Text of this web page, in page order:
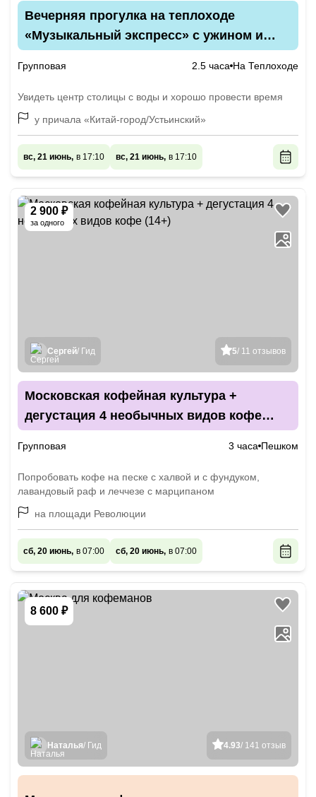
Вечерняя прогулка на теплоходе
«Музыкальный экспресс» с ужином и
Групповая 2.5 часа На Теплоходе
Увидеть центр столицы с воды и хорошо провести время
у причала «Китай-город/Устьинский»
вс, 21 июнь, в 17:10 вс, 21 июнь, в 17:10
2 900 ₽
за одного
5/ 11 отзывов
Сергей/ Гид
Московская кофейная культура +
дегустация 4 необычных видов кофе
Групповая 3 часа Пешком
Попробовать кофе на песке с халвой и с фундуком,
лавандовый раф и леччезе с марципаном
на площади Революции
сб, 20 июнь, в 07:00 сб, 20 июнь, в 07:00
8 600 ₽
4.93/ 141 отзыв
Наталья/ Гид